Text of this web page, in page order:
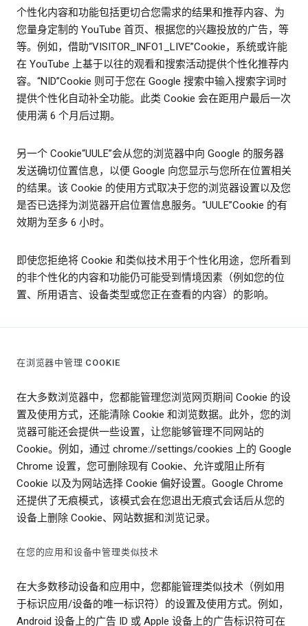
个性化内容和功能包括更切合您需求的结果和推荐内容、为
您量身定制的 YouTube 首页、根据您的兴趣投放的广告，等
等。例如，借助“VISITOR_INFO1_LIVE”Cookie，系统或许能
在 YouTube 上基于以往的观看和搜索活动提供个性化推荐内
容。“NID”Cookie 则可于您在 Google 搜索中输入搜索字词时
提供个性化自动补全功能。此类 Cookie 会在距用户最后一次
使用满 6 个月后过期。
另一个 Cookie“UULE”会从您的浏览器中向 Google 的服务器
发送确切位置信息，以便 Google 向您显示与您所在位置相关
的结果。该 Cookie 的使用方式取决于您的浏览器设置以及您
是否已选择为浏览器开启位置信息服务。“UULE”Cookie 的有
效期为至多 6 小时。
即使您拒绝将 Cookie 和类似技术用于个性化用途，您所看到
的非个性化的内容和功能仍可能受到情境因素（例如您的位
置、所用语言、设备类型或您正在查看的内容）的影响。
在浏览器中管理 COOKIE
在大多数浏览器中，您都能管理您浏览网页期间 Cookie 的设
置及使用方式，还能清除 Cookie 和浏览数据。此外，您的浏
览器可能还会提供一些设置，让您能够管理不同网站的
Cookie。例如，通过 chrome://settings/cookies 上的 Google
Chrome 设置，您可删除现有 Cookie、允许或阻止所有
Cookie 以及为网站选择 Cookie 偏好设置。Google Chrome
还提供了无痕模式，该模式会在您退出无痕式会话后从您的
设备上删除 Cookie、网站数据和浏览记录。
在您的应用和设备中管理类似技术
在大多数移动设备和应用中，您都能管理类似技术（例如用
于标识应用/设备的唯一标识符）的设置及使用方式。例如，
Android 设备上的广告 ID 或 Apple 设备上的广告标识符可在